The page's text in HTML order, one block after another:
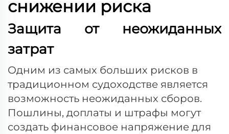
снижении риска
Защита от неожиданных
затрат
Одним из самых больших рисков в
традиционном судоходстве является
возможность неожиданных сборов.
Пошлины, доплаты и штрафы могут
создать финансовое напряжение для